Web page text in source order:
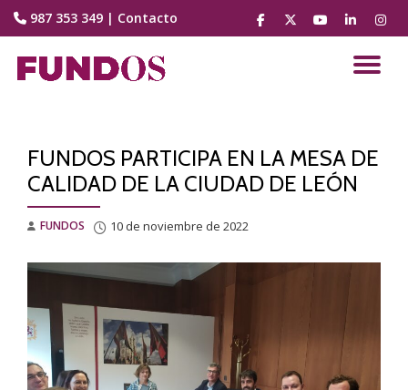
contenido
987 353 349 | Contacto
fa-
facebook
fa-
brands
fa-
youtube-
fa-
linkedin
fa-
FUNDOS PARTICIPA EN LA MESA DE
CALIDAD DE LA CIUDAD DE LEÓN
FUNDOS 10 de noviembre de 2022